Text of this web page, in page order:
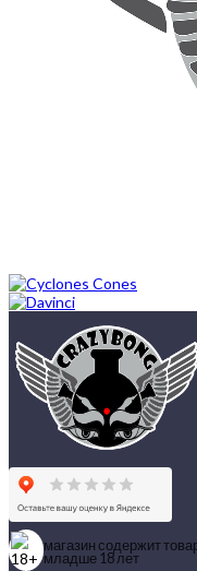
магазин содержит
младше 18 лет